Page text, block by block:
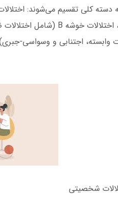
وابسته، اجتنابی و وسواسی-
شخصیتی